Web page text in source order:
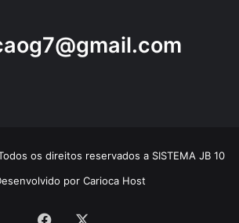
os direitos reservados a SISTEMA JB 10
por Carioca Host
Facebook